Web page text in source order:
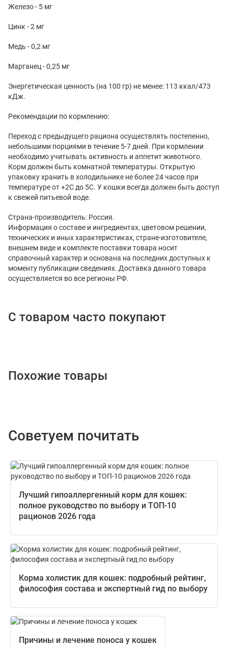
Железо - 5 мг
Цинк - 2 мг
Медь - 0,2 мг
Марганец - 0,25 мг
Энергетическая ценность (на 100 гр) не менее: 113 ккал/473
кДж.
Рекомендации по кормлению:
Переход с предыдущего рациона осуществлять постепенно,
небольшими порциями в течение 5-7 дней. При кормлении
необходимо учитывать активность и аппетит животного.
Корм должен быть комнатной температуры. Открытую
упаковку хранить в холодильнике не более 24 часов при
температуре от +2С до 5С. У кошки всегда должен быть доступ
к свежей питьевой воде.
Страна-производитель: Россия.
Информация о составе и ингредиентах, цветовом решении,
технических и иных характеристиках, стране-изготовителе,
внешнем виде и комплекте поставки товара носит
справочный характер и основана на последних доступных к
моменту публикации сведениях. Доставка данного товара
осуществляется во все регионы РФ.
С товаром часто покупают
Похожие товары
Советуем почитать
Лучший гипоаллергенный корм для кошек:
полное руководство по выбору и ТОП-10
рационов 2026 года
Корма холистик для кошек: подробный рейтинг,
философия состава и экспертный гид по выбору
Причины и лечение поноса у кошек